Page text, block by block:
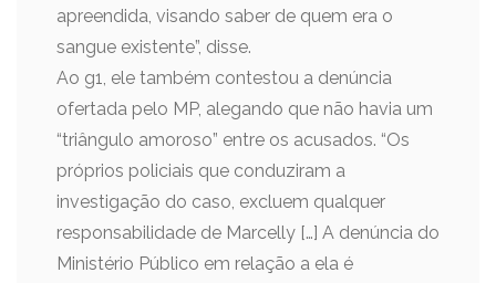
apreendida, visando saber de quem era o
sangue existente”, disse.
Ao g1, ele também contestou a denúncia
ofertada pelo MP, alegando que não havia um
“triângulo amoroso” entre os acusados. “Os
próprios policiais que conduziram a
investigação do caso, excluem qualquer
responsabilidade de Marcelly […] A denúncia do
Ministério Público em relação a ela é